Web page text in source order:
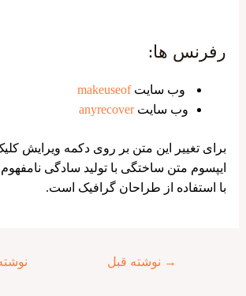
رفرنس ها:
وب سایتmakeuseof
وب سایتanyrecover
برای تغییر این متن بر روی دکمه ویرایش
ایپسوم متن ساختگی با تولید سادگی
با استفاده از طراحان گرافیک است.
→ نوشته قبل